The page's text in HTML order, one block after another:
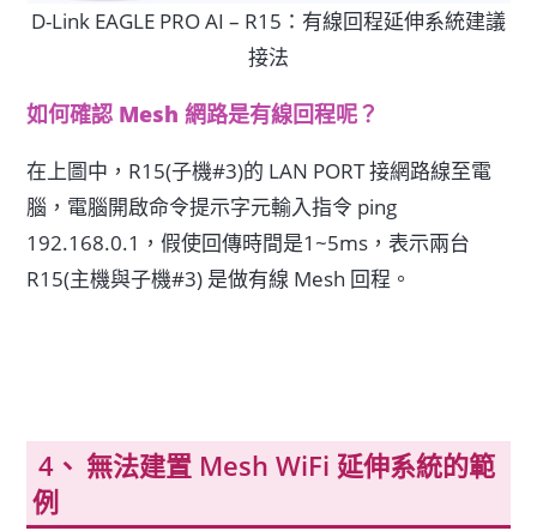
D-Link EAGLE PRO AI – R15：有線回程延伸系統建議
接法
如何確認 Mesh 網路是有線回程呢？
在上圖中，R15(子機#3)的 LAN PORT 接網路線至電
腦，電腦開啟命令提示字元輸入指令 ping
192.168.0.1，假使回傳時間是1~5ms，表示兩台
R15(主機與子機#3) 是做有線 Mesh 回程。
無法建置 Mesh WiFi 延伸系統的範
例